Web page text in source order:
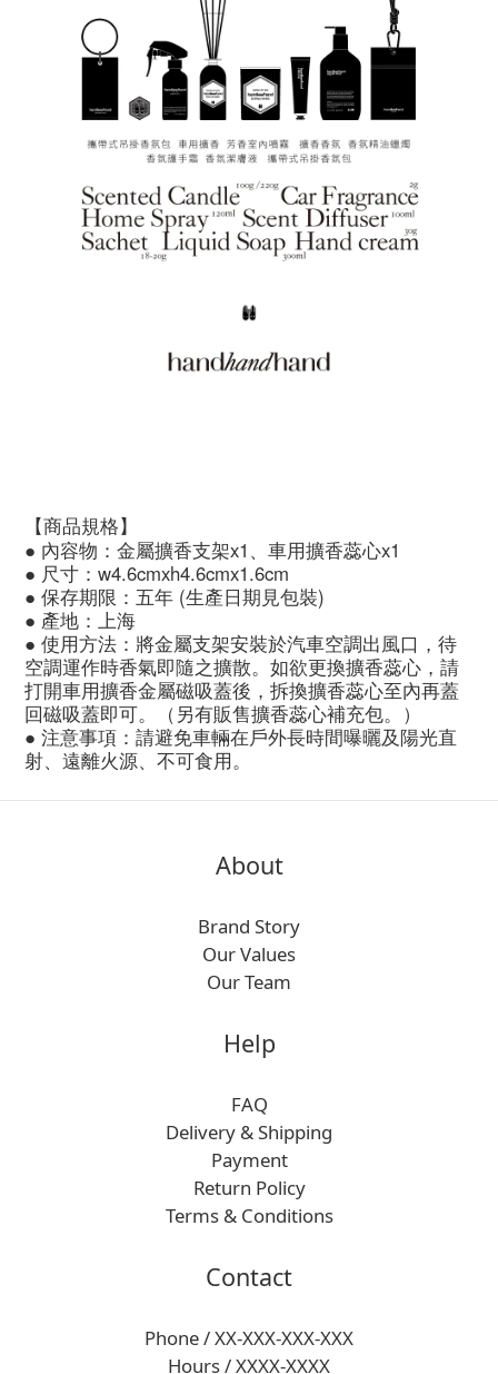
【商品規格】
● 內容物：金屬擴香支架x1、車用擴香蕊心x1
● 尺寸：w4.6cmxh4.6cmx1.6cm
● 保存期限：五年 (生產日期見包裝)
● 產地：上海
● 使用方法： 將金屬支架安裝於汽車空調出風口，待
空調運作時香氣即隨之擴散。如欲更換擴香蕊心，請
打開車用擴香金屬磁吸蓋後，拆換擴香蕊心至內再蓋
回磁吸蓋即可。（另有販售擴香蕊心補充包。）
● 注意事項 ： 請避免車輛在戶外長時間曝曬及陽光直
射、遠離火源、不可食用。
About
Brand Story
Our Values
Our Team
Help
FAQ
Delivery & Shipping
Payment
Return Policy
Terms & Conditions
Contact
Phone / XX-XXX-XXX-XXX
Hours / XXXX-XXXX